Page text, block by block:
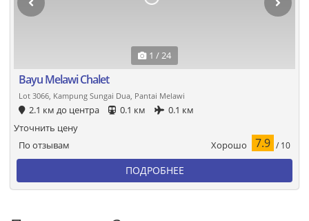
1 / 24
Bayu Melawi Chalet
Lot 3066, Kampung Sungai Dua, Pantai Melawi
2.1 км до центра 0.1 км 0.1 км
По отзывам Хорошо 7.9 / 10
Уточнить цену
ПОДРОБНЕЕ